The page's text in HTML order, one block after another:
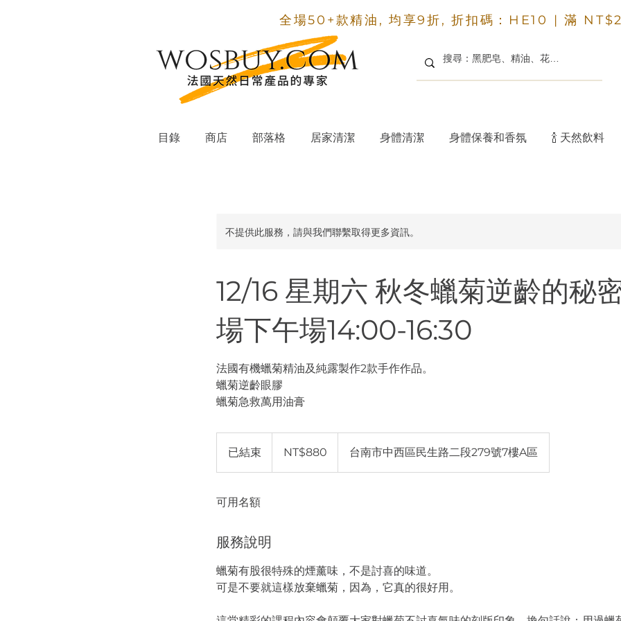
全場50+款精油, 均享9折, 折扣碼：HE10 | 滿
目錄 商店 部落格 居家清潔 身體清潔 身體保養和香氛 🍾 天然飲料
不提供此服務，請與我們聯繫取得更多資訊。
12/16 星期六 秋冬蠟菊逆齡的秘
場下午場14:00-16:30
法國有機蠟菊精油及純露製作2款手作作品。
蠟菊逆齡眼膠
已結束 NT$880 台南市中西區民生路二段279號7樓A區
可用名額
服務說明
蠟菊有股很特殊的煙薰味，不是討喜的味道。
可是不要就這樣放棄蠟菊，因為，它真的很好用。